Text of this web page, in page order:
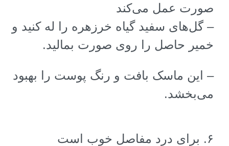
صورت عمل می‌کند
– گل‌های سفید گیاه خرزهره را له کنید و
خمیر حاصل را روی صورت بمالید.
– این ماسک بافت و رنگ پوست را بهبود
می‌بخشد.
۶. برای درد مفاصل خوب است